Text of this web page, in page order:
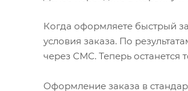
Когда оформляете быстрый
условия заказа. По
через СМС. Теперь останется
Оформление заказа в